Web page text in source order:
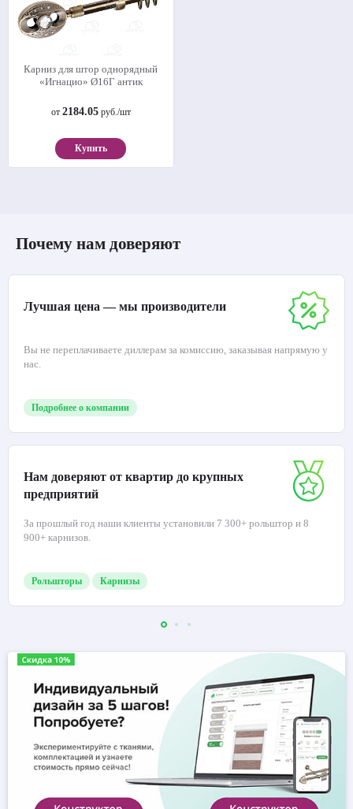
Карниз для штор однорядный
«Игнацио» Ø16Г антик
от 2184.05руб./шт
Купить
Почему нам доверяют
Лучшая цена — мы производители
Вы не переплачиваете диллерам за комиссию, заказывая напрямую у
нас.
Подробнее о компании
Нам доверяют от квартир до крупных
предприятий
За прошлый год наши клиенты установили 7 300+ рольштор и 8
900+ карнизов.
Рольшторы Карнизы